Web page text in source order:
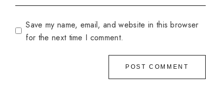
Save my name, email, and website in this browser
for the next time I comment.
POST COMMENT